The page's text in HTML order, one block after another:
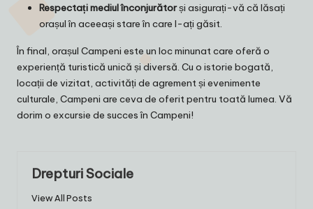
Respectați mediul înconjurătorși asigurați-vă că lăsați
orașul în aceeași stare în care l-ați găsit.
În final, orașul Campeni este un loc minunat care oferă o
experiență turistică unică și diversă. Cu o istorie bogată,
locații de vizitat, activități de agrement și evenimente
culturale, Campeni are ceva de oferit pentru toată lumea. Vă
dorim o excursie de succes în Campeni!
Drepturi Sociale
View All Posts